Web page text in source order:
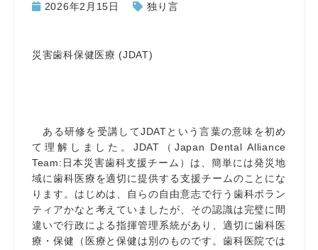
2026年2月15日 独り言
災害歯科保健医療 (JDAT)
ある研修を受講してJDATという言葉の意味を初め
て理解しました。JDAT（Japan Dental Alliance
Team:日本災害歯科支援チーム）は、簡単には発災地
域に歯科医療を適切に提供する支援チームのことにな
ります。はじめは、自らの自由意志で行う歯科ボラン
ティアかなと考えていましたが、その認識は完璧に間
違いで行政による指揮管理系統があり、適切に歯科医
療・保健（医療と保健は別のものです。歯科医院では